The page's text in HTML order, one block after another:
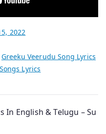
2022
Greeku Veerudu Song Lyrics
Lyrics
In English & Telugu – Su